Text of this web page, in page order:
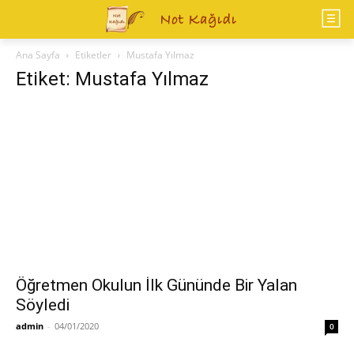
Ana Sayfa Etiketler Mustafa Yılmaz
Etiket: Mustafa Yılmaz
Öğretmen Okulun İlk Gününde Bir Yalan
Söyledi
admin - 04/01/2020 0